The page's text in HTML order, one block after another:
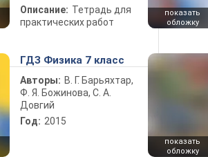
Описание: Тетрадь для
практических работ
показать
обложку
ГДЗ Физика 7 класс
Авторы: В. Г. Барьяхтар,
Ф. Я. Божинова, С. А.
Довгий
Год: 2015
показать
обложку